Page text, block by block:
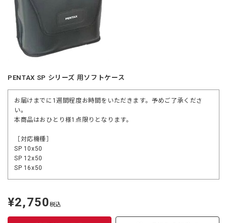
PENTAX SP シリーズ 用ソフトケース
お届けまでに1週間程度お時間をいただきます。予めご了承くださ
い。
本商品はおひとり様1点限りとなります。
［対応機種］
SP 10x50
SP 12x50
SP 16x50
定
価
¥2,750税込